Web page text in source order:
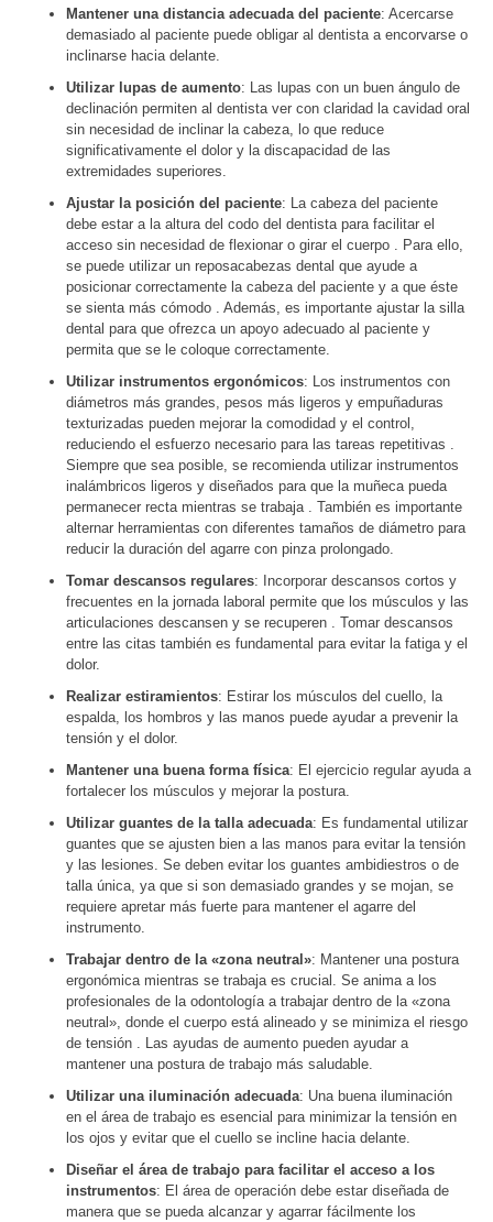
Mantener una distancia adecuada del paciente: Acercarse
demasiado al paciente puede obligar al dentista a encorvarse o
inclinarse hacia delante.
Utilizar lupas de aumento: Las lupas con un buen ángulo de
declinación permiten al dentista ver con claridad la cavidad oral
sin necesidad de inclinar la cabeza, lo que reduce
significativamente el dolor y la discapacidad de las
extremidades superiores.
Ajustar la posición del paciente: La cabeza del paciente
debe estar a la altura del codo del dentista para facilitar el
acceso sin necesidad de flexionar o girar el cuerpo . Para ello,
se puede utilizar un reposacabezas dental que ayude a
posicionar correctamente la cabeza del paciente y a que éste
se sienta más cómodo . Además, es importante ajustar la silla
dental para que ofrezca un apoyo adecuado al paciente y
permita que se le coloque correctamente.
Utilizar instrumentos ergonómicos: Los instrumentos con
diámetros más grandes, pesos más ligeros y empuñaduras
texturizadas pueden mejorar la comodidad y el control,
reduciendo el esfuerzo necesario para las tareas repetitivas .
Siempre que sea posible, se recomienda utilizar instrumentos
inalámbricos ligeros y diseñados para que la muñeca pueda
permanecer recta mientras se trabaja . También es importante
alternar herramientas con diferentes tamaños de diámetro para
reducir la duración del agarre con pinza prolongado.
Tomar descansos regulares: Incorporar descansos cortos y
frecuentes en la jornada laboral permite que los músculos y las
articulaciones descansen y se recuperen . Tomar descansos
entre las citas también es fundamental para evitar la fatiga y el
dolor.
Realizar estiramientos: Estirar los músculos del cuello, la
espalda, los hombros y las manos puede ayudar a prevenir la
tensión y el dolor.
Mantener una buena forma física: El ejercicio regular ayuda a
fortalecer los músculos y mejorar la postura.
Utilizar guantes de la talla adecuada: Es fundamental utilizar
guantes que se ajusten bien a las manos para evitar la tensión
y las lesiones. Se deben evitar los guantes ambidiestros o de
talla única, ya que si son demasiado grandes y se mojan, se
requiere apretar más fuerte para mantener el agarre del
instrumento.
Trabajar dentro de la «zona neutral»: Mantener una postura
ergonómica mientras se trabaja es crucial. Se anima a los
profesionales de la odontología a trabajar dentro de la «zona
neutral», donde el cuerpo está alineado y se minimiza el riesgo
de tensión . Las ayudas de aumento pueden ayudar a
mantener una postura de trabajo más saludable.
Utilizar una iluminación adecuada: Una buena iluminación
en el área de trabajo es esencial para minimizar la tensión en
los ojos y evitar que el cuello se incline hacia delante.
Diseñar el área de trabajo para facilitar el acceso a los
instrumentos: El área de operación debe estar diseñada de
manera que se pueda alcanzar y agarrar fácilmente los